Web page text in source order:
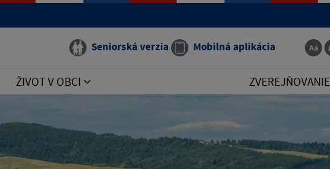
Seniorská verzia Mobilná aplikácia
ŽIVOT V OBCI ZVEREJŇOVANIE